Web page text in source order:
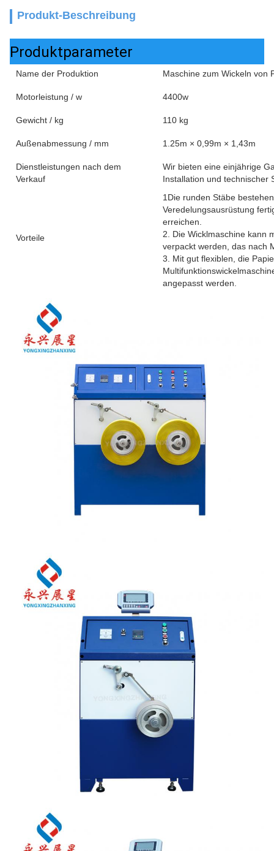
Produkt-Beschreibung
Produktparameter
Name der Produktion Maschine zum Wickeln von
Motorleistung / w 4400w
Gewicht / kg 110 kg
Außenabmessung / mm 1.25m × 0,99m × 1,43m
Dienstleistungen nach dem
Verkauf
Wir bieten eine einjährige
Installation und technischer
Vorteile
1Die runden Stäbe
Veredelungsausrüstung
erreichen.
2. Die Wicklmaschine kann
verpackt werden, das nach
3. Mit gut flexiblen, die
angepasst werden.